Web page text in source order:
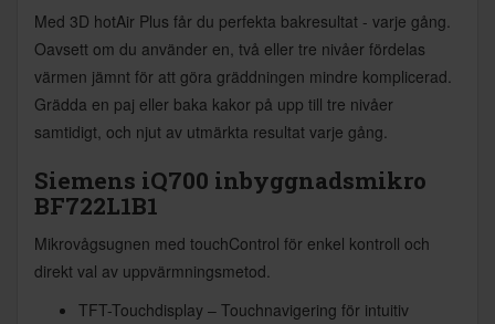
Med 3D hotAir Plus får du perfekta bakresultat - varje gång.
Oavsett om du använder en, två eller tre nivåer fördelas
värmen jämnt för att göra gräddningen mindre komplicerad.
Grädda en paj eller baka kakor på upp till tre nivåer
samtidigt, och njut av utmärkta resultat varje gång.
Siemens iQ700 inbyggnadsmikro
BF722L1B1
Mikrovågsugnen med touchControl för enkel kontroll och
direkt val av uppvärmningsmetod.
TFT-Touchdisplay – Touchnavigering för intuitiv